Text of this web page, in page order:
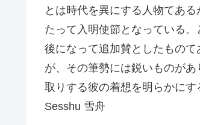
とは時代を異にする人物てあ
たって入明使節となっている
後になって追加賛としたもの
が、その筆勢には鋭いものが
取りする彼の着想を明らかにす
Sesshu 雪舟